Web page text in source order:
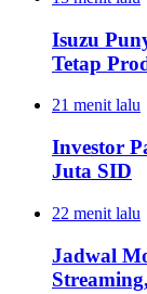
Isuzu
Tetap
21 menit lalu
Investor
Juta SID
22 menit lalu
Jadwal